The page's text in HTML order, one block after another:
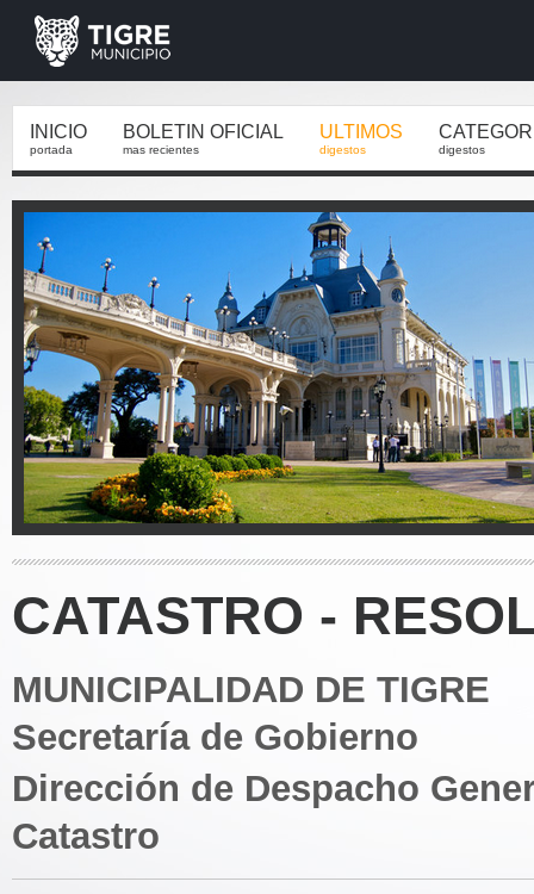
INICIO
portada
BOLETIN OFICIAL
mas recientes
ULTIMOS
digestos digestos
CATASTRO -
MUNICIPALIDAD DE TIGRE
Secretaría de Gobierno
Dirección de Despacho
Catastro